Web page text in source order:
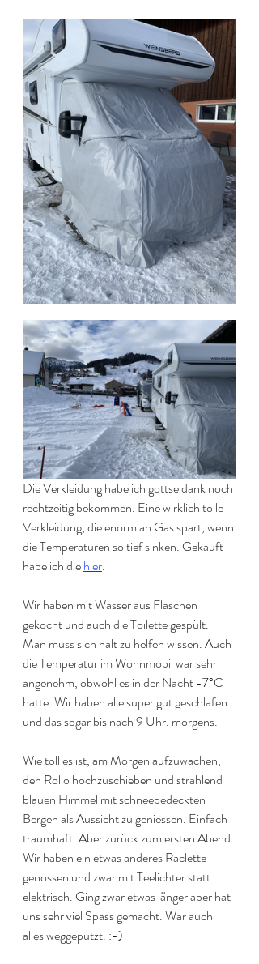
Die Verkleidung habe ich gottseidank noch
rechtzeitig bekommen. Eine wirklich tolle
Verkleidung, die enorm an Gas spart, wenn
die Temperaturen so tief sinken. Gekauft
habe ich die hier.
Wir haben mit Wasser aus Flaschen
gekocht und auch die Toilette gespült.
Man muss sich halt zu helfen wissen. Auch
die Temperatur im Wohnmobil war sehr
angenehm, obwohl es in der Nacht -7°C
hatte. Wir haben alle super gut geschlafen
und das sogar bis nach 9 Uhr. morgens.
Wie toll es ist, am Morgen aufzuwachen,
den Rollo hochzuschieben und strahlend
blauen Himmel mit schneebedeckten
Bergen als Aussicht zu geniessen. Einfach
traumhaft. Aber zurück zum ersten Abend.
Wir haben ein etwas anderes Raclette
genossen und zwar mit Teelichter statt
elektrisch. Ging zwar etwas länger aber hat
uns sehr viel Spass gemacht. War auch
alles weggeputzt. :-)